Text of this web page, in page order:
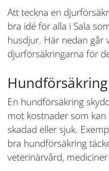
Att teckna en
bra idé för alla i Sala
husdjur. Här nedan går
djurförsäkringarna för
Hundförsäkring
En hundförsäkring
mot kostnader som
skadad eller sjuk.
bra hundförsäkring
veterinärvård,